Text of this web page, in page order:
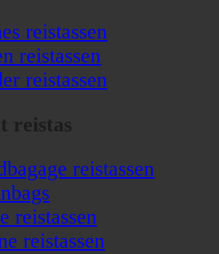
reistassen
reistassen
reistassen
reistas
reistassen
reistassen
reistassen